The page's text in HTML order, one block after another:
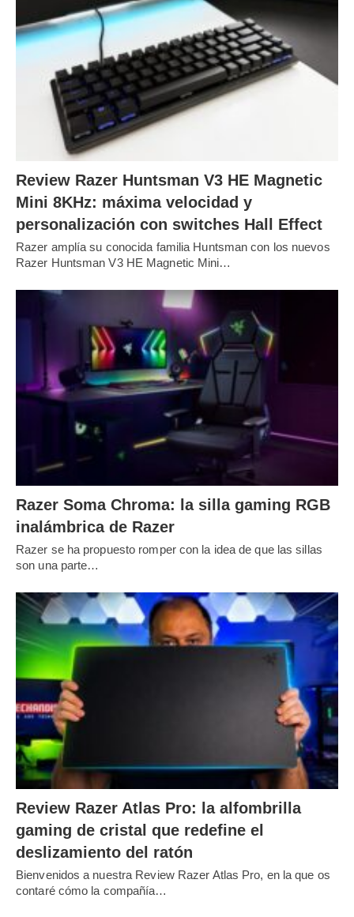
Review Razer Huntsman V3 HE Magnetic
Mini 8KHz: máxima velocidad y
personalización con switches Hall Effect
Razer amplía su conocida familia Huntsman con los nuevos
Razer Huntsman V3 HE Magnetic Mini…
Razer Soma Chroma: la silla gaming RGB
inalámbrica de Razer
Razer se ha propuesto romper con la idea de que las sillas
son una parte…
Review Razer Atlas Pro: la alfombrilla
gaming de cristal que redefine el
deslizamiento del ratón
Bienvenidos a nuestra Review Razer Atlas Pro, en la que os
contaré cómo la compañía…